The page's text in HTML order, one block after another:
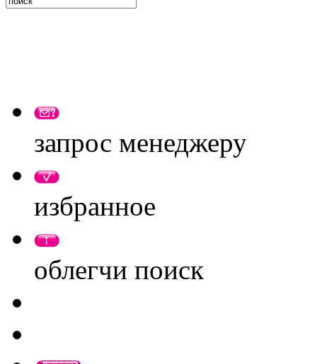
запрос менеджеру
избранное
облегчи поиск